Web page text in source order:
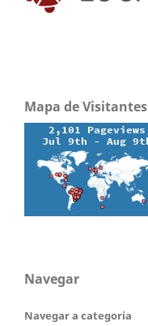
Mapa de Visitantes
Navegar
Navegar a categoria